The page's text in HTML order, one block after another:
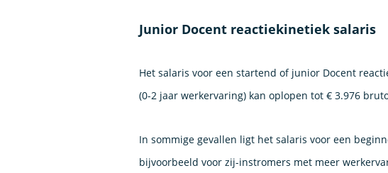
Junior Docent reactiekinetiek salaris
Het salaris voor een startend of junior Docent
(0-2 jaar werkervaring) kan oplopen tot € 3.976
In sommige gevallen ligt het salaris voor een
bijvoorbeeld voor zij-instromers met meer